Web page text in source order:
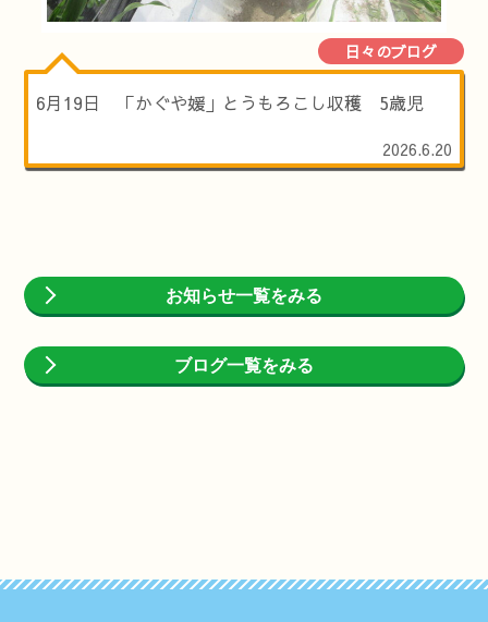
日々のブログ
6月19日 「かぐや媛」とうもろこし収穫 5歳児
2026.6.20
お知らせ一覧をみる
ブログ一覧をみる